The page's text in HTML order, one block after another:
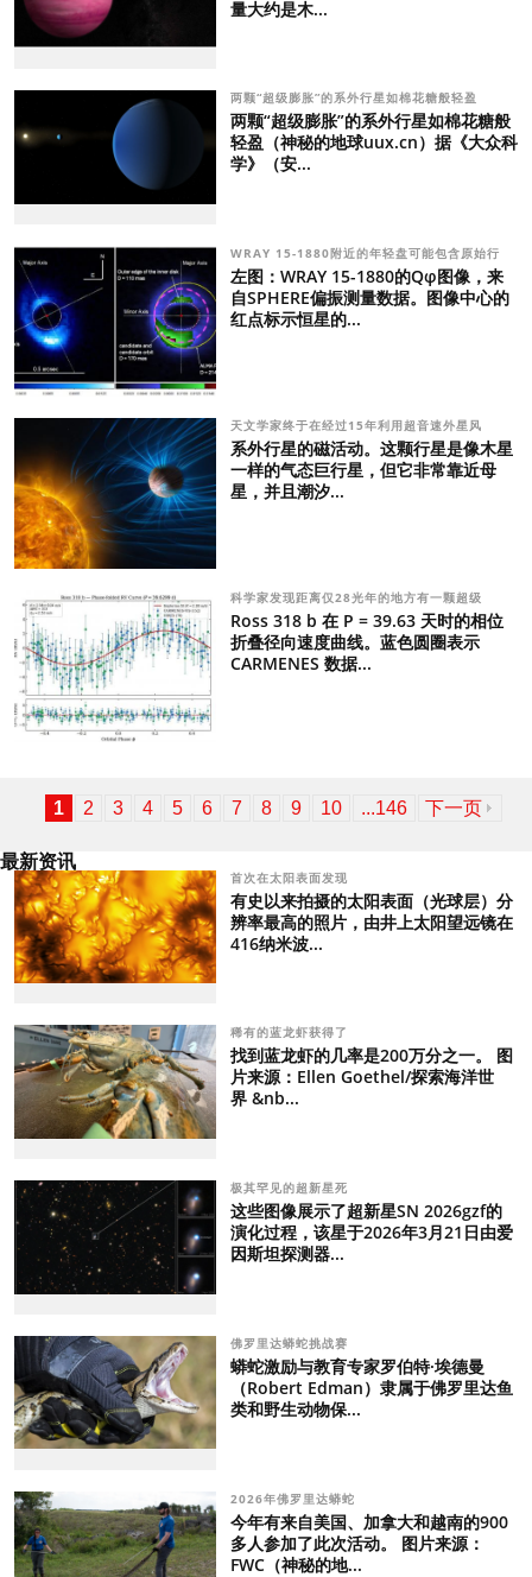
量大约是木...
两颗“超级膨胀”的系外行星如棉花糖般轻盈
两颗“超级膨胀”的系外行星如棉花糖般
轻盈（神秘的地球uux.cn）据《大众科
学》（安...
WRAY 15-1880附近的年轻盘可能包含原始行
左图：WRAY 15-1880的Qφ图像，来
自SPHERE偏振测量数据。图像中心的
红点标示恒星的...
天文学家终于在经过15年利用超音速外星风
系外行星的磁活动。这颗行星是像木星
一样的气态巨行星，但它非常靠近母
星，并且潮汐...
科学家发现距离仅28光年的地方有一颗超级
Ross 318 b 在 P = 39.63 天时的相位
折叠径向速度曲线。蓝色圆圈表示
CARMENES 数据...
1 2 3 4 5 6 7 8 9 10 ...146 下一页
最新资讯
首次在太阳表面发现
有史以来拍摄的太阳表面（光球层）分
辨率最高的照片，由井上太阳望远镜在
416纳米波...
稀有的蓝龙虾获得了
找到蓝龙虾的几率是200万分之一。 图
片来源：Ellen Goethel/探索海洋世
界 &nb...
极其罕见的超新星死
这些图像展示了超新星SN 2026gzf的
演化过程，该星于2026年3月21日由爱
因斯坦探测器...
佛罗里达蟒蛇挑战赛
蟒蛇激励与教育专家罗伯特·埃德曼
（Robert Edman）隶属于佛罗里达鱼
类和野生动物保...
2026年佛罗里达蟒蛇
今年有来自美国、加拿大和越南的900
多人参加了此次活动。 图片来源：
FWC（神秘的地...